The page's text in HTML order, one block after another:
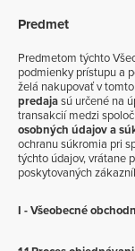
Predmet
Predmetom týchto
podmienky prístupu a
želá nakupovať v
predajasú určené na
transakcií medzi
osobných údajov a
ochranu súkromia pri
týchto údajov, vrátane
poskytovaných
I - Všeobecné